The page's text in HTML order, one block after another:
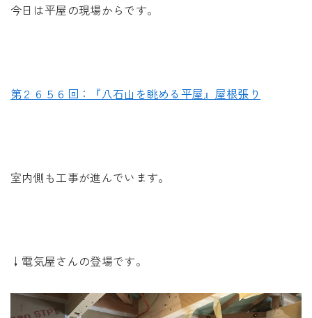
今日は平屋の現場からです。
第２６５６回：『八石山を眺める平屋』屋根張り
室内側も工事が進んでいます。
↓電気屋さんの登場です。